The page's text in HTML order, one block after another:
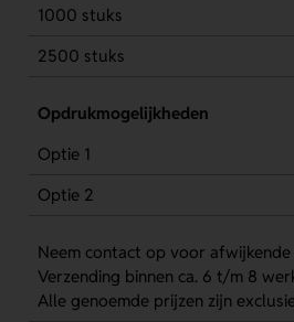
1000 stuks
2500 stuks
Opdrukmogelijkheden
Optie 1
Optie 2
Neem contact op voor
Verzending binnen ca. 6 t/m 8
Alle genoemde prijzen zijn